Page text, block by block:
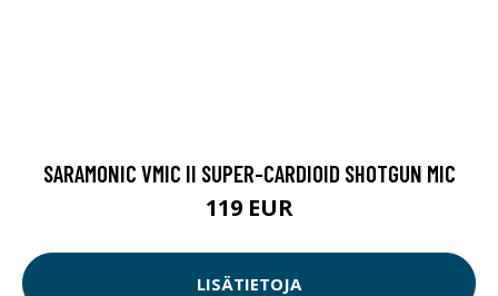
SARAMONIC VMIC II SUPER-CARDIOID SHOTGUN MIC
119 EUR
LISÄTIETOJA